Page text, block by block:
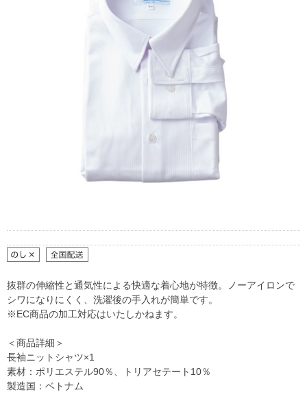
抜群の伸縮性と通気性による快適な着心地が特徴。ノーアイロンで
シワになりにくく、洗濯後の手入れが簡単です。
※EC商品の加工対応はいたしかねます。
＜商品詳細＞
長袖ニットシャツ×1
素材：ポリエステル90％、トリアセテート10％
製造国：ベトナム